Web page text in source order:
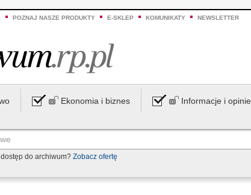
POZNAJ NASZE PRODUKTY E-SKLEP KOMUNIKATY NEWSLETTER
Ekonomia i biznes Informacje i opinie
do archiwum? Zobacz ofertę